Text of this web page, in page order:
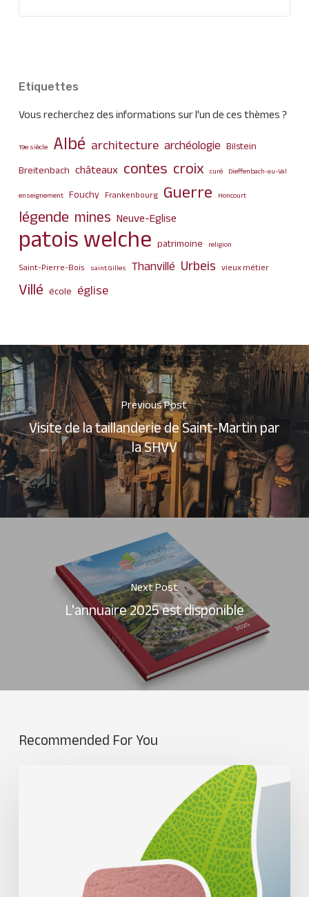
Etiquettes
Vous recherchez des informations sur l'un de ces thèmes ?
19e siècle Albé architecture archéologie Bilstein
Breitenbach châteaux contes croix curé Dieffenbach-au-Val
enseignement Fouchy Frankenbourg Guerre Honcourt
légende mines Neuve-Eglise
patois welche patrimoine religion
Saint-Pierre-Bois saint Gilles Thanvillé Urbeis vieux métier
Villé école église
Previous Post
Visite de la taillanderie de Saint-Martin par
la SHVV
Next Post
L'annuaire 2025 est disponible
Recommended For You